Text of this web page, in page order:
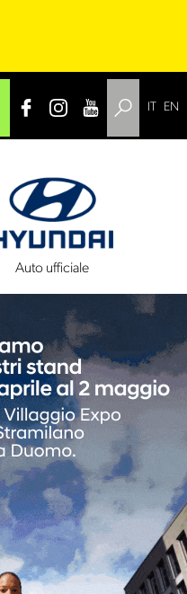
EN
Auto ufficiale